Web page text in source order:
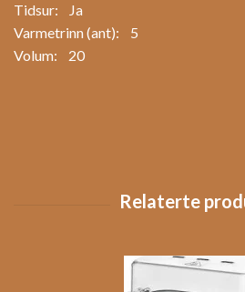
Tidsur: Ja
Varmetrinn (ant): 5
Volum: 20